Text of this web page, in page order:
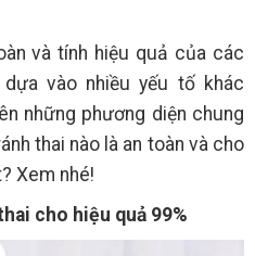
và tính hiệu quả của các
vào nhiều yếu tố khác
những phương diện chung
thai nào là an toàn và cho
Xem nhé!
cho hiệu quả 99%